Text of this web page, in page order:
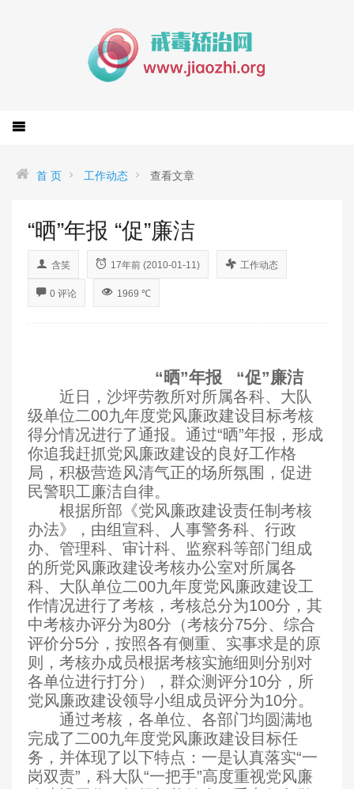
首 页 工作动态 查看文章
“晒”年报 “促”廉洁
含笑 17年前 (2010-01-11) 工作动态
0 评论 1969 ℃
“晒”年报 “促”廉洁
近日，沙坪劳教所对所属各科、大队
级单位二00九年度党风廉政建设目标考核
得分情况进行了通报。通过“晒”年报，形成
你追我赶抓党风廉政建设的良好工作格
局，积极营造风清气正的场所氛围，促进
民警职工廉洁自律。
根据所部《党风廉政建设责任制考核
办法》，由组宣科、人事警务科、行政
办、管理科、审计科、监察科等部门组成
的所党风廉政建设考核办公室对所属各
科、大队单位二00九年度党风廉政建设工
作情况进行了考核，考核总分为100分，其
中考核办评分为80分（考核分75分、综合
评价分5分，按照各有侧重、实事求是的原
则，考核办成员根据考核实施细则分别对
各单位进行打分），群众测评分10分，所
党风廉政建设领导小组成员评分为10分。
通过考核，各单位、各部门均圆满地
完成了二00九年度党风廉政建设目标任
务，并体现了以下特点：一是认真落实“一
岗双责”，科大队“一把手”高度重视党风廉